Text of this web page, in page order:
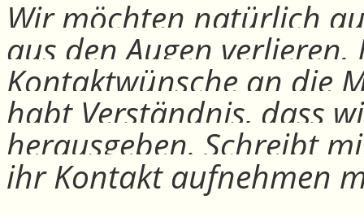
Wir möchten natürlich
aus den Augen
Kontaktwünsche an die
habt Verständnis, dass
herausgeben. Schreibt
ihr Kontakt aufnehmen